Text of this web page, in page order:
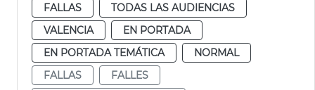
FALLAS
TODAS LAS AUDIENCIAS
VALENCIA
EN PORTADA
EN PORTADA TEMÁTICA
NORMAL
FALLAS
FALLES